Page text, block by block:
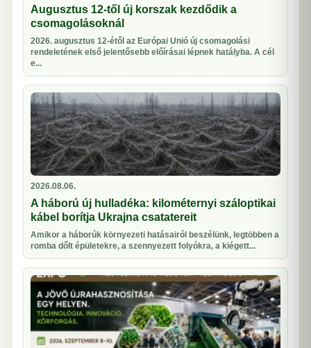
Augusztus 12-től új korszak kezdődik a
csomagolásoknál
2026. augusztus 12-étől az Európai Unió új csomagolási
rendeletének első jelentősebb előírásai lépnek hatályba. A cél
e...
2026.08.06.
A háború új hulladéka: kilométernyi száloptikai
kábel borítja Ukrajna csatatereit
Amikor a háborúk környezeti hatásairól beszélünk, legtöbben a
romba dőlt épületekre, a szennyezett folyókra, a kiégett...